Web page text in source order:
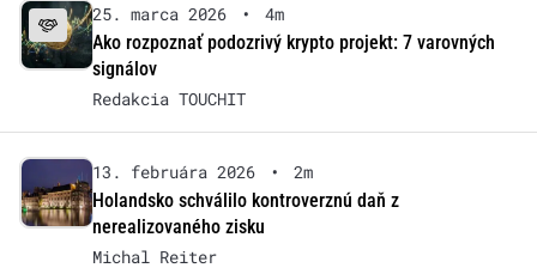
25. marca 2026 •
4m
Ako rozpoznať podozrivý krypto projekt: 7 varovných
signálov
Redakcia TOUCHIT
13. februára 2026 •
2m
Holandsko schválilo kontroverznú daň z
nerealizovaného zisku
Michal Reiter